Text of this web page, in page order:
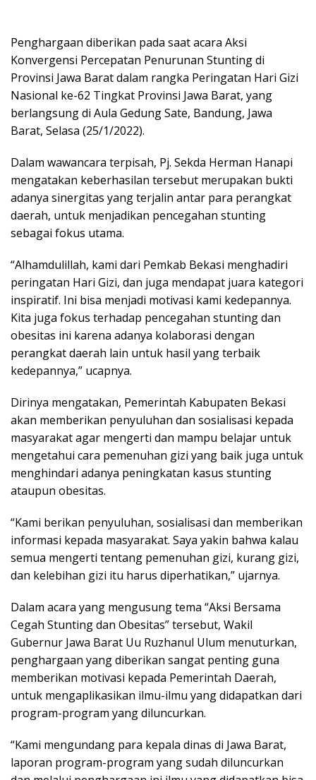
Penghargaan diberikan pada saat acara Aksi
Konvergensi Percepatan Penurunan Stunting di
Provinsi Jawa Barat dalam rangka Peringatan Hari Gizi
Nasional ke-62 Tingkat Provinsi Jawa Barat, yang
berlangsung di Aula Gedung Sate, Bandung, Jawa
Barat, Selasa (25/1/2022).
Dalam wawancara terpisah, Pj. Sekda Herman Hanapi
mengatakan keberhasilan tersebut merupakan bukti
adanya sinergitas yang terjalin antar para perangkat
daerah, untuk menjadikan pencegahan stunting
sebagai fokus utama.
“Alhamdulillah, kami dari Pemkab Bekasi menghadiri
peringatan Hari Gizi, dan juga mendapat juara kategori
inspiratif. Ini bisa menjadi motivasi kami kedepannya.
Kita juga fokus terhadap pencegahan stunting dan
obesitas ini karena adanya kolaborasi dengan
perangkat daerah lain untuk hasil yang terbaik
kedepannya,” ucapnya.
Dirinya mengatakan, Pemerintah Kabupaten Bekasi
akan memberikan penyuluhan dan sosialisasi kepada
masyarakat agar mengerti dan mampu belajar untuk
mengetahui cara pemenuhan gizi yang baik juga untuk
menghindari adanya peningkatan kasus stunting
ataupun obesitas.
“Kami berikan penyuluhan, sosialisasi dan memberikan
informasi kepada masyarakat. Saya yakin bahwa kalau
semua mengerti tentang pemenuhan gizi, kurang gizi,
dan kelebihan gizi itu harus diperhatikan,” ujarnya.
Dalam acara yang mengusung tema “Aksi Bersama
Cegah Stunting dan Obesitas” tersebut, Wakil
Gubernur Jawa Barat Uu Ruzhanul Ulum menuturkan,
penghargaan yang diberikan sangat penting guna
memberikan motivasi kepada Pemerintah Daerah,
untuk mengaplikasikan ilmu-ilmu yang didapatkan dari
program-program yang diluncurkan.
“Kami mengundang para kepala dinas di Jawa Barat,
laporan program-program yang sudah diluncurkan